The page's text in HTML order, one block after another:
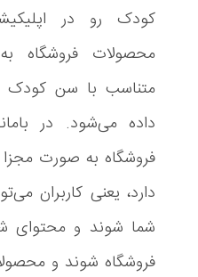
کودک رو در
محصولات فروشگاه
متناسب با سن کودک
داده می‌شود. در
فروشگاه به صورت
دارد، یعنی کاربران
شما شوند و محتوای
فروشگاه شوند و